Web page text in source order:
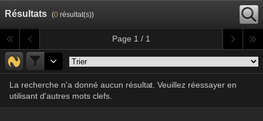
Résultats (0résultat(s))
Page 1 / 1
La recherche n'a donné aucun résultat. Veuillez réessayer en
utilisant d'autres mots clefs.